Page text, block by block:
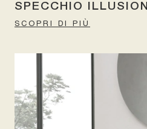
SPECCHIO ILLUSION
SCOPRI DI PIÙ